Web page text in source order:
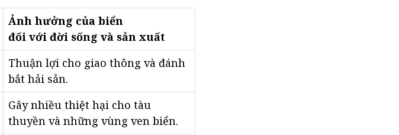
Ảnh hưởng của biển
đối với đời sống và sản xuất
Thuận lợi cho giao thông và đánh
bắt hải sản.
Gây nhiều thiệt hại cho tàu
thuyền và những vùng ven biển.